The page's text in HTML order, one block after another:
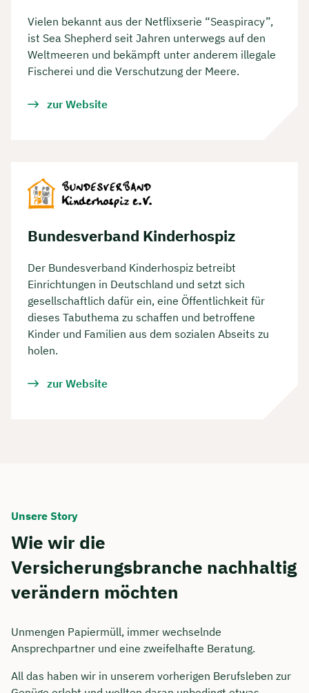
Vielen bekannt aus der Netflixserie “Seaspiracy”,
ist Sea Shepherd seit Jahren unterwegs auf den
Weltmeeren und bekämpft unter anderem illegale
Fischerei und die Verschutzung der Meere.
zur Website
Bundesverband Kinderhospiz
Der Bundesverband Kinderhospiz betreibt
Einrichtungen in Deutschland und setzt sich
gesellschaftlich dafür ein, eine Öffentlichkeit für
dieses Tabuthema zu schaffen und betroffene
Kinder und Familien aus dem sozialen Abseits zu
holen.
zur Website
Unsere Story
Wie wir die
Versicherungsbranche nachhaltig
verändern möchten
Unmengen Papiermüll, immer wechselnde
Ansprechpartner und eine zweifelhafte Beratung.
All das haben wir in unserem vorherigen Berufsleben zur